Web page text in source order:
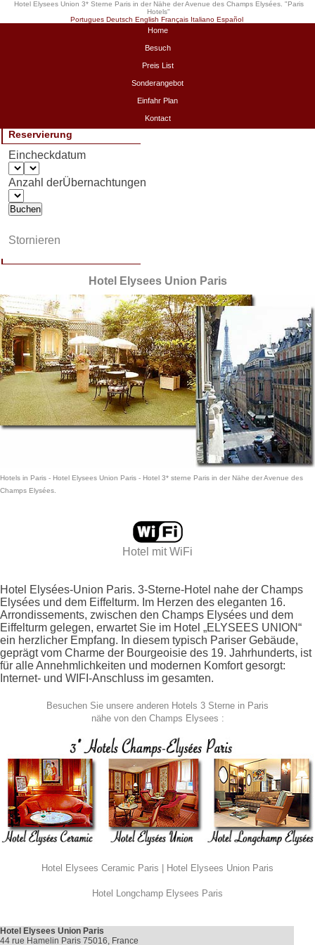
Hotel Elysees Union 3* Sterne Paris in der Nähe der Avenue des Champs Elysées. "Paris
Hotels"
Portugues Deutsch English Français Italiano Español
Home
Besuch
Preis List
Sonderangebot
Einfahr Plan
Kontact
Reservierung
Eincheckdatum
Anzahl derÜbernachtungen
Stornieren
Hotel Elysees Union Paris
Hotels in Paris - Hotel Elysees Union Paris - Hotel 3* sterne Paris in der Nähe der Avenue des
Champs Elysées.
Hotel mitWiFi
Hotel Elysées-Union Paris. 3-Sterne-Hotel nahe der Champs
Elysées und dem Eiffelturm. Im Herzen des eleganten 16.
Arrondissements, zwischen den Champs Elysées und dem
Eiffelturm gelegen, erwartet Sie im Hotel „ELYSEES UNION“
ein herzlicher Empfang. In diesem typisch Pariser Gebäude,
geprägt vom Charme der Bourgeoisie des 19. Jahrhunderts, ist
für alle Annehmlichkeiten und modernen Komfort gesorgt:
Internet- und WIFI-Anschluss im gesamten.
Besuchen Sie unsere anderen Hotels 3 Sterne in Paris
nähe von den Champs Elysees :
Hotel Elysees Ceramic Paris Hotel Elysees Union Paris
Hotel Longchamp Elysees Paris
Hotel Elysees Union Paris
44 rue Hamelin Paris 75016, France